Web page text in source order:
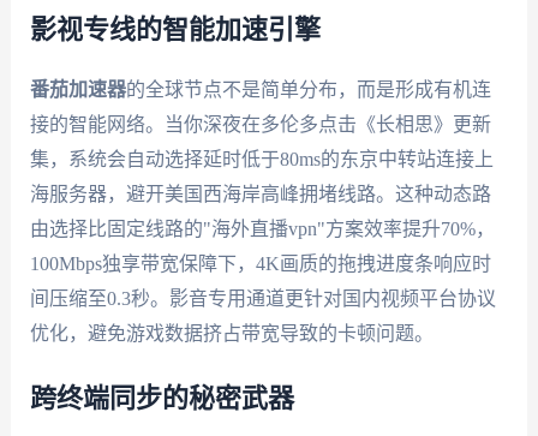
影视专线的智能加速引擎
番茄加速器的全球节点不是简单分布，而是形成有机连
接的智能网络。当你深夜在多伦多点击《长相思》更新
集，系统会自动选择延时低于80ms的东京中转站连接上
海服务器，避开美国西海岸高峰拥堵线路。这种动态路
由选择比固定线路的"海外直播vpn"方案效率提升70%，
100Mbps独享带宽保障下，4K画质的拖拽进度条响应时
间压缩至0.3秒。影音专用通道更针对国内视频平台协议
优化，避免游戏数据挤占带宽导致的卡顿问题。
跨终端同步的秘密武器